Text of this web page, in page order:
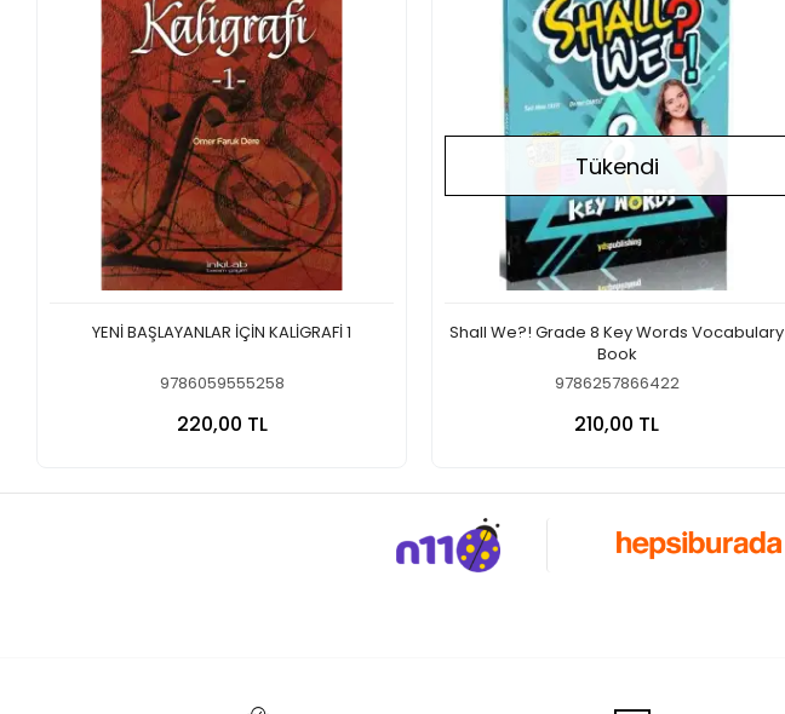
YENİ BAŞLAYANLAR İÇİN KALİGRAFİ 1
9786059555258
220,00 TL
Tükendi
Shall We?! Grade 8 Key Words Vocabulary
Book
9786257866422
210,00 TL